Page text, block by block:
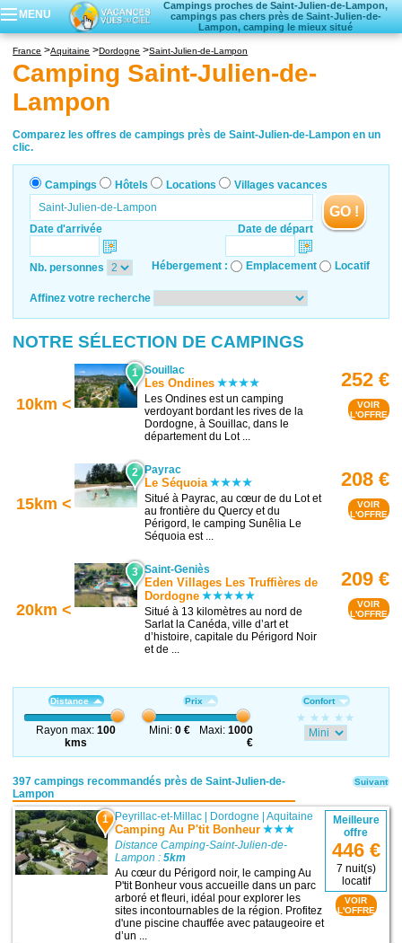
MENU
Campings proches de Saint-Julien-de-Lampon,
campings pas chers près de Saint-Julien-de-
Lampon, camping le mieux situé
Hôtels
Locations vacances
France Aquitaine Dordogne Saint-Julien-de-Lampon
Camping Saint-Julien-de-
Lampon
Comparez les offres de campings près de Saint-Julien-de-Lampon en un
clic.
Campings Hôtels Locations Villages vacances
Date d'arrivée Date de départ
GO !
Nb. personnes Hébergement : Emplacement Locatif
Affinez votre recherche
NOTRE SÉLECTION DE CAMPINGS
10km <
1 Souillac
Les Ondines
Les Ondines est un camping
verdoyant bordant les rives de la
Dordogne, à Souillac, dans le
département du Lot ...
252 €
VOIR
L'OFFRE
15km <
2 Payrac
Le Séquoia
Situé à Payrac, au cœur de du Lot et
au frontière du Quercy et du
Périgord, le camping Sunêlia Le
Séquoia est ...
208 €
VOIR
L'OFFRE
20km <
3 Saint-Geniès
Eden Villages Les Truffières de
Dordogne
Situé à 13 kilomètres au nord de
Sarlat la Canéda, ville d’art et
d’histoire, capitale du Périgord Noir
et de ...
209 €
VOIR
L'OFFRE
Distance
Rayon max:100
kms
Prix
Mini: 0 € Maxi:1000
€
Confort
397 campings recommandés près de Saint-Julien-de-
Lampon
1 Peyrillac-et-Millac | Dordogne |Aquitaine
Camping Au P'tit Bonheur
Distance Camping-Saint-Julien-de-
Lampon :5km
Au cœur du Périgord noir, le camping Au
P'tit Bonheur vous accueille dans un parc
arboré et fleuri, idéal pour explorer les
sites incontournables de la région. Profitez
d'une piscine chauffée avec pataugeoire et
d’un ...
Meilleure
offre
446 €
7 nuit(s)
locatif
VOIR
L'OFFRE
Suivant